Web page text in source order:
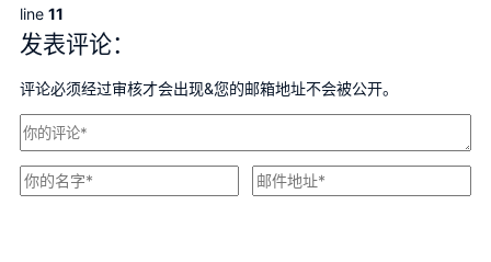
line 11
发表评论：
评论必须经过审核才会出现&您的邮箱地址不会被公开。